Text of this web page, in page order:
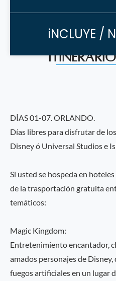
iNCLUYE /
Itinerario
DÍAS 01-07. ORLANDO.
Días libres para disfrutar de
Disney ó Universal Studios e
Si usted se hospeda en
de la trasportación gratuita
temáticos:
Magic Kingdom:
Entretenimiento encantador,
amados personajes de
fuegos artificiales en un lugar